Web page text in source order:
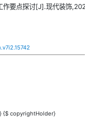
作要点探讨[J].现代装饰
{$ copyrightHolder}